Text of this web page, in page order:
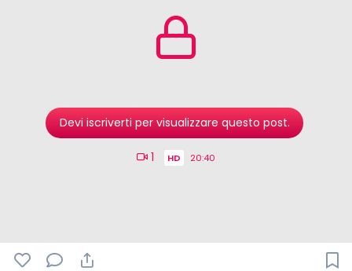
Devi iscriverti per visualizzare questo post.
1 HD 20:40